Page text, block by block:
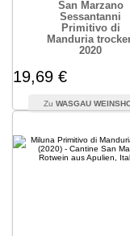
San Marzano
Sessantanni
Primitivo di
Manduria
2020
19,69 €
WASGAU